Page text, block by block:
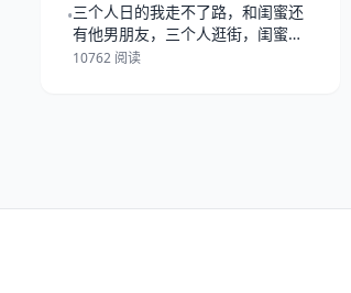
•三个人日的我走不了路，和闺蜜还
有他男朋友，三个人逛街，闺蜜总
是跟她男朋
10762 阅读